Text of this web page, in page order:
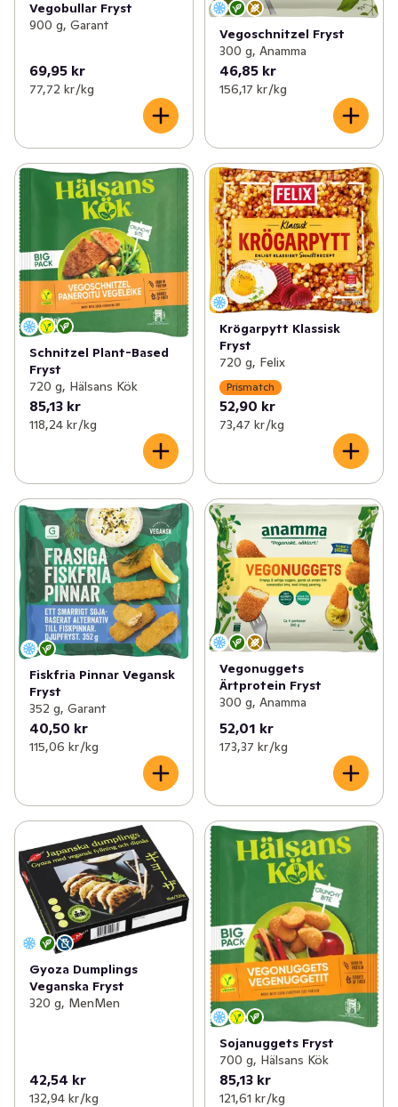
Vegobullar Fryst
900 g, Garant
69,95 kr
77,72 kr /kg
Vegoschnitzel Fryst
300 g, Anamma
46,85 kr
156,17 kr /kg
Schnitzel Plant-Based
Fryst
720 g, Hälsans Kök
85,13 kr
118,24 kr /kg
Krögarpytt Klassisk
Fryst
720 g, Felix
Prismatch
52,90 kr
73,47 kr /kg
Fiskfria Pinnar Vegansk
Fryst
352 g, Garant
40,50 kr
115,06 kr /kg
Vegonuggets
Ärtprotein Fryst
300 g, Anamma
52,01 kr
173,37 kr /kg
Gyoza Dumplings
Veganska Fryst
320 g, MenMen
42,54 kr
132,94 kr /kg
Sojanuggets Fryst
700 g, Hälsans Kök
85,13 kr
121,61 kr /kg